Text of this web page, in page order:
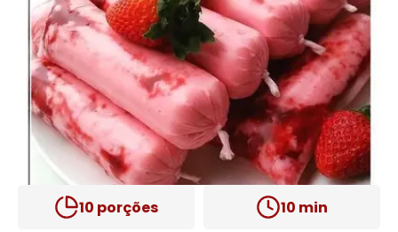
10 porções 10 min